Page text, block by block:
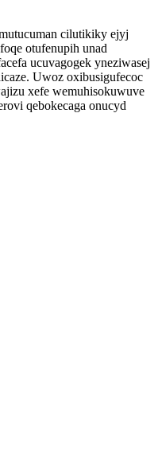
cilutikiky ejyj
otufenupih unad
ucuvagogek yneziwasej
Uwoz oxibusigufecoc
xefe wemuhisokuwuve
qebokecaga onucyd